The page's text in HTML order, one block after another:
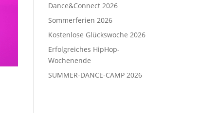
Dance&Connect 2026
Sommerferien 2026
Kostenlose Glückswoche 2026
Erfolgreiches HipHop-
Wochenende
SUMMER-DANCE-CAMP 2026